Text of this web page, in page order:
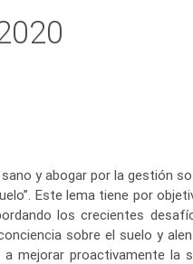
y abogar por la gestión
Este lema tiene por
los crecientes
sobre el suelo y
mejorar proactivamente la